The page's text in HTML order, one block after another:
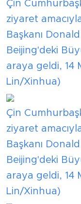
Çin
ziyaret
Başkanı
Beijing'deki
araya geldi, 14
Lin/Xinhua)
Çin
ziyaret
Başkanı
Beijing'deki
araya geldi, 14
Lin/Xinhua)